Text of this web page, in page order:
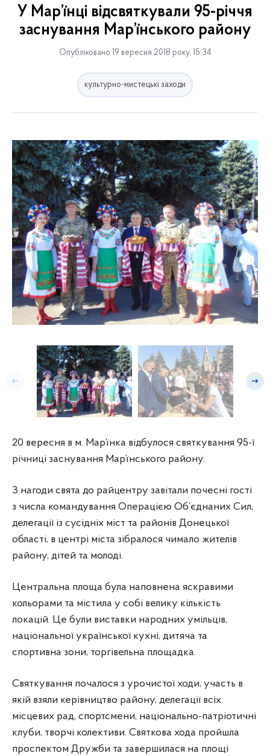
У Мар’їнці відсвяткували 95-річчя
заснування Мар’їнського району
Опубліковано 19 вересня 2018 року, 15:34
культурно-мистецькі заходи
Попередній слайд
20 вересня в м. Мар’їнка відбулося святкування 95-ї
річниці заснування Мар’їнського району.
З нагоди свята до райцентру завітали почесні гості
з числа командування Операцією Об’єднаних Сил,
делегації із сусідніх міст та районів Донецької
області, в центрі міста зібралося чимало жителів
району, дітей та молоді.
Центральна площа була наповнена яскравими
кольорами та містила у собі велику кількість
локацій. Це були виставки народних умільців,
національної української кухні, дитяча та
спортивна зони, торгівельна площадка.
Святкування почалося з урочистої ходи, участь в
якій взяли керівництво району, делегації всіх
місцевих рад, спортсмени, національно-патріотичні
клуби, творчі колективи. Святкова хода пройшла
проспектом Дружби та завершилася на площі